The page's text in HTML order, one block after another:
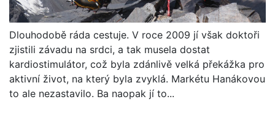
Dlouhodobě ráda cestuje. V roce 2009 jí však doktoři
zjistili závadu na srdci, a tak musela dostat
kardiostimulátor, což byla zdánlivě velká překážka pro
aktivní život, na který byla zvyklá. Markétu Hanákovou
to ale nezastavilo. Ba naopak jí to...